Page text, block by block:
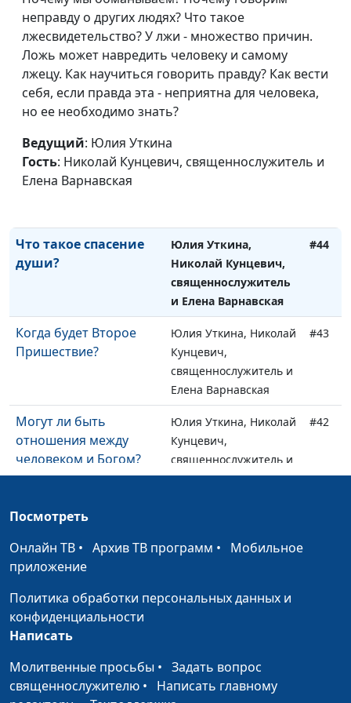
неправду о других людях? Что такое
лжесвидетельство? У лжи - множество причин.
Ложь может навредить человеку и самому
лжецу. Как научиться говорить правду? Как вести
себя, если правда эта - неприятна для человека,
но ее необходимо знать?
Ведущий: Юлия Уткина
Гость: Николай Кунцевич, священнослужитель и
Елена Варнавская
священнослужитель и
Елена Варнавская
Как правильно
молиться в последние
времена?
Юлия Уткина, Николай
Кунцевич,
священнослужитель и
Как можно молиться и
не унывать в трудные
Юлия Уткина, Николай
#45
Что такое спасение
души?
Юлия Уткина,
Николай Кунцевич,
священнослужитель
и Елена Варнавская
#44
Когда будет Второе
Пришествие?
Юлия Уткина, Николай
Кунцевич,
священнослужитель и
Елена Варнавская
#43
Могут ли быть
отношения между
человеком и Богом?
Юлия Уткина, Николай
Кунцевич,
священнослужитель и
Елена Варнавская
#42
Как спастись от греха -
своего и чужого?
священнослужитель и
Сколько раз можно
простить человека?
Юлия Уткина, Николай
В чем надо каяться
Юлия Уткина, Николай
Посмотреть
Онлайн ТВ • Архив ТВ программ • Мобильное
приложение
Политика обработки персональных данных и
конфиденциальности
Написать
Молитвенные просьбы • Задать вопрос
священнослужителю • Написать главному